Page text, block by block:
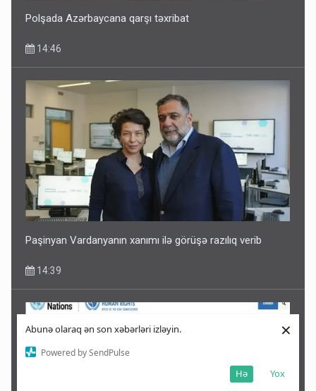
Abunə olaraq ən son xəbərləri izləyin.
Powered by SendPulse
Yox
Hə
×
Polşada Azərbaycana qarşı təxribat
14:46
Paşinyan Vardanyanın xanımı ilə görüşə razılıq verib
14:39